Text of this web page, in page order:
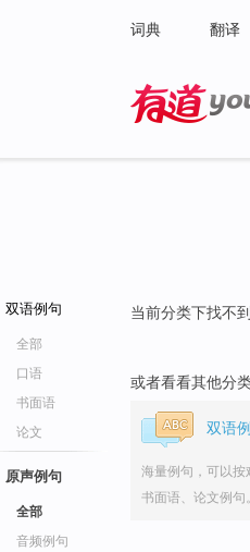
词典 翻译
双语例句
全部
口语
书面语
论文
原声例句
全部
音频例句
当前分类下找不
或者看看其他分类
双语
海量例句，可以按
书面语、论文例句。